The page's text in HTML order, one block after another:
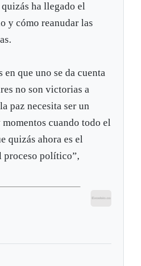
ha llegado el
y cómo reanudar las
en que uno se da cuenta
no son victorias a
paz necesita ser un
cuando todo el
quizás ahora es el
proceso político”,